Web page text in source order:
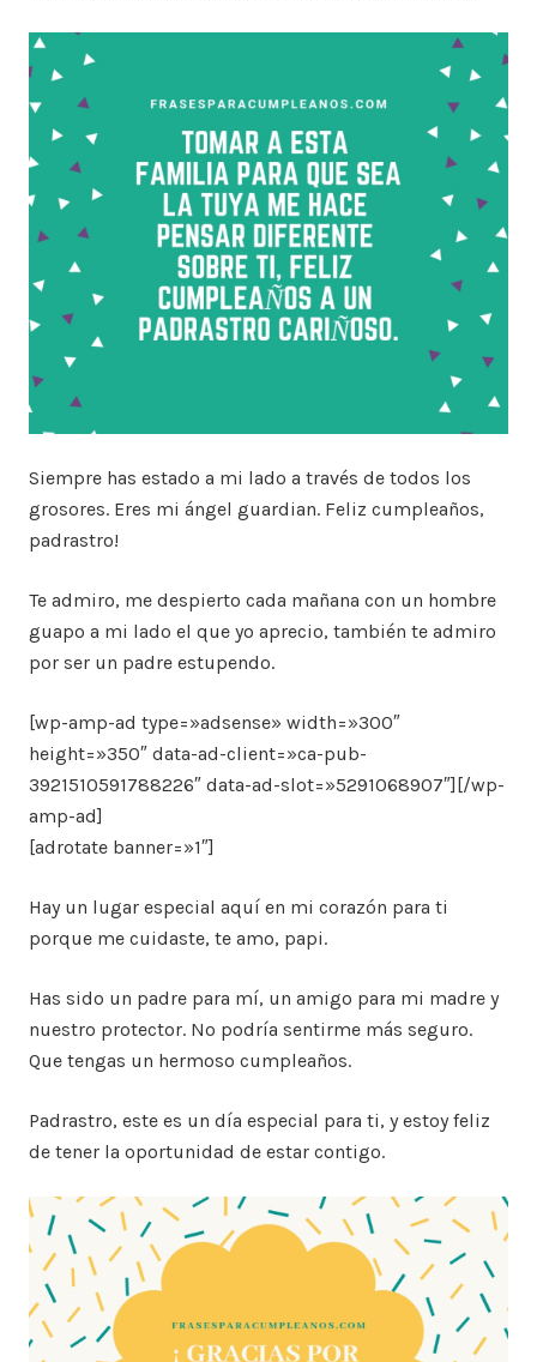
Siempre has estado a mi lado a través de todos los
grosores. Eres mi ángel guardian. Feliz cumpleaños,
padrastro!
Te admiro, me despierto cada mañana con un hombre
guapo a mi lado el que yo aprecio, también te admiro
por ser un padre estupendo.
[wp-amp-ad type=»adsense» width=»300″
height=»350″ data-ad-client=»ca-pub-
3921510591788226″ data-ad-slot=»5291068907″][/wp-
amp-ad]
[adrotate banner=»1″]
Hay un lugar especial aquí en mi corazón para ti
porque me cuidaste, te amo, papi.
Has sido un padre para mí, un amigo para mi madre y
nuestro protector. No podría sentirme más seguro.
Que tengas un hermoso cumpleaños.
Padrastro, este es un día especial para ti, y estoy feliz
de tener la oportunidad de estar contigo.